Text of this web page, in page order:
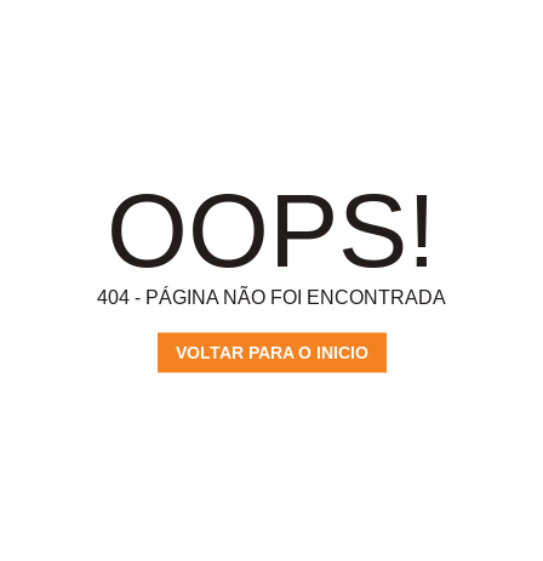
OOPS!
404 - PÁGINA NÃO FOI ENCONTRADA
VOLTAR PARA O INICIO